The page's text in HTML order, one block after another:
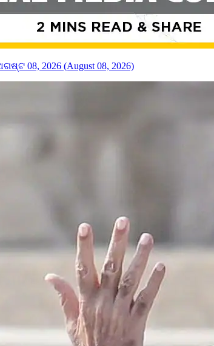
08, 2026 (August 08, 2026)